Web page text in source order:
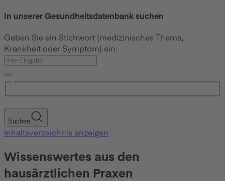
In unserer Gesundheitsdatenbank suchen
Geben Sie ein Stichwort (medizinisches Thema,
Krankheit oder Symptom) ein:
Suchen
Inhaltsverzeichnis anzeigen
Wissenswertes aus den
hausärztlichen Praxen